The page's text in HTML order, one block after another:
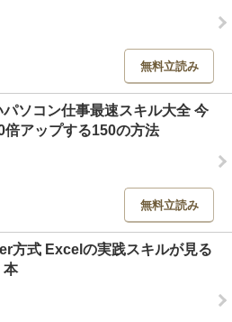
無料立読み
ソコン仕事最速スキル大全 今
倍アップする150の方法
無料立読み
方式 Excelの実践スキルが見る
本